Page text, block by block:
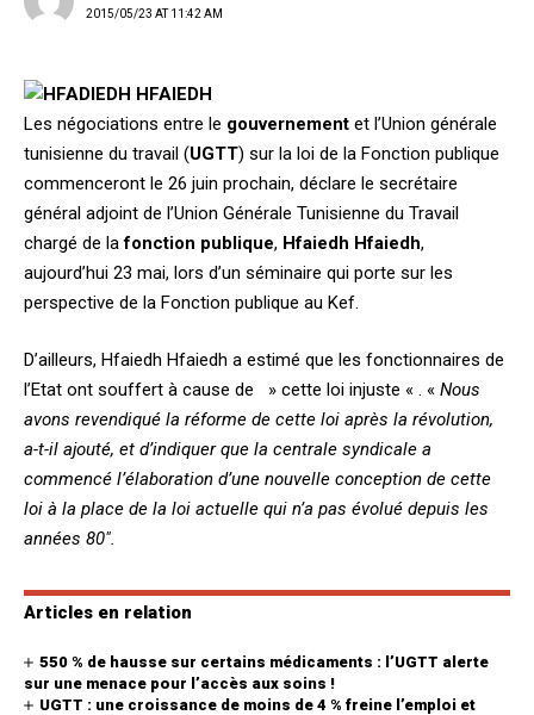
2015/05/23 AT 11:42 AM
Les négociations entre le gouvernement et l’Union générale
tunisienne du travail (UGTT) sur la loi de la Fonction publique
commenceront le 26 juin prochain, déclare le secrétaire
général adjoint de l’Union Générale Tunisienne du Travail
chargé de lafonction publique, Hfaiedh Hfaiedh,
aujourd’hui 23 mai, lors d’un séminaire qui porte sur les
perspective de la Fonction publique au Kef.
D’ailleurs, Hfaiedh Hfaiedh a estimé que les fonctionnaires de
l’Etat ont souffert à cause de » cette loi injuste « . « Nous
avons revendiqué la réforme de cette loi après la révolution,
a-t-il ajouté, et d’indiquer que la centrale syndicale a
commencé l’élaboration d’une nouvelle conception de cette
loi à la place de la loi actuelle qui n’a pas évolué depuis les
années 80″.
Articles en relation
550 % de hausse sur certains médicaments : l’UGTT alerte
sur une menace pour l’accès aux soins !
UGTT : une croissance de moins de 4 % freine l’emploi et